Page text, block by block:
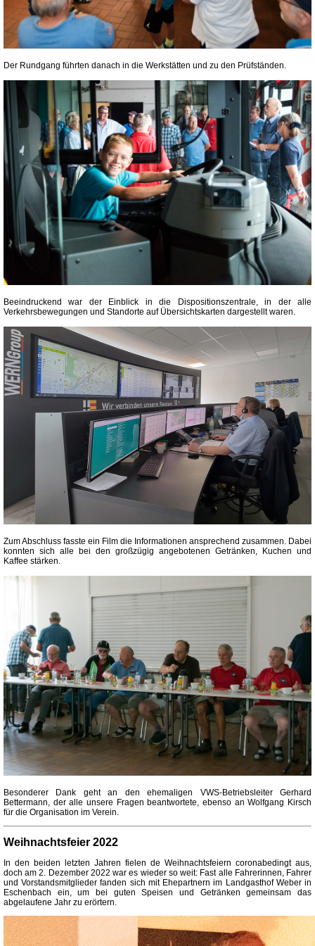
Der Rundgang führten danach in die Werkstätten und zu den Prüfständen.
Beeindruckend war der Einblick in die Dispositionszentrale, in der alle
Verkehrsbewegungen und Standorte auf Übersichtskarten dargestellt waren.
Zum Abschluss fasste ein Film die Informationen ansprechend zusammen. Dabei
konnten sich alle bei den großzügig angebotenen Getränken, Kuchen und
Kaffee stärken.
Besonderer Dank geht an den ehemaligen VWS-Betriebsleiter Gerhard
Bettermann, der alle unsere Fragen beantwortete, ebenso an Wolfgang Kirsch
für die Organisation im Verein.
Weihnachtsfeier 2022
In den beiden letzten Jahren fielen de Weihnachtsfeiern coronabedingt aus,
doch am 2. Dezember 2022 war es wieder so weit: Fast alle Fahrerinnen, Fahrer
und Vorstandsmitglieder fanden sich mit Ehepartnern im Landgasthof Weber in
Eschenbach ein, um bei guten Speisen und Getränken gemeinsam das
abgelaufene Jahr zu erörtern.